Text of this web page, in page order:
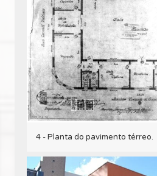
4 - Planta do pavimento térreo.